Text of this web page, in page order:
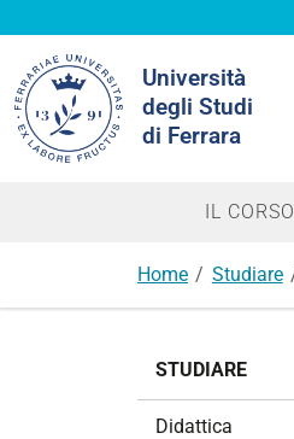
Università
degli Studi
di Ferrara
nel
sito
IL CORSO
Home Studiare
STUDIARE
Didattica